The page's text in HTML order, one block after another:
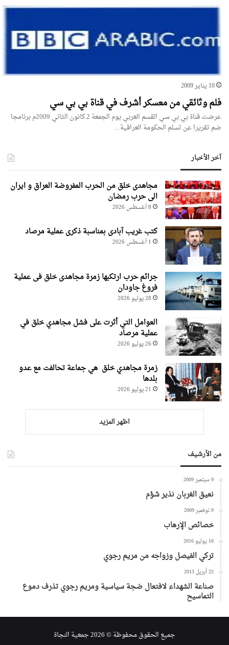
10 يناير 2009
فلم وثائقي من معسكر أشرف في قناة بي بي سي
عرضت قناة بي بي سي القسم العربي يوم الجمعة 2 كانون الثاني 2009م برنامجا
ضم تقريرا عن تسلم الحكومة العراقية…
آخر الأخبار
مجاهدی خلق من الحرب المفروضة العراق و ایران
الی حرب رمضان
8 أغسطس 2026
کتب غریب آبادی بمناسبة ذکری عملیة مرصاد
1 أغسطس 2026
جرائم حرب ارتکبها زمرة مجاهدی خلق فی عملیة
فروغ جاودان
28 يوليو 2026
العوامل التي أثرت على فشل مجاهدي خلق في
عملية مرصاد
26 يوليو 2026
زمرة مجاهدي خلق هي جماعة تحالفت مع عدو
بلدها
21 يوليو 2026
اظهر المزيد
من الأرشيف
9 سبتمبر 2009
نعيق الغربان نذير شؤم
9 نوفمبر 2009
خصائص الإرهاب
16 يوليو 2016
تركي الفيصل وزواجه من مريم رجوي
22 أبريل 2013
صناعة الشهداء لافتعال ضجة سياسية ومريم رجوي تذرف دموع
التماسيح
جميع الحقوق محفوظة © 2026 جمعية النجاة